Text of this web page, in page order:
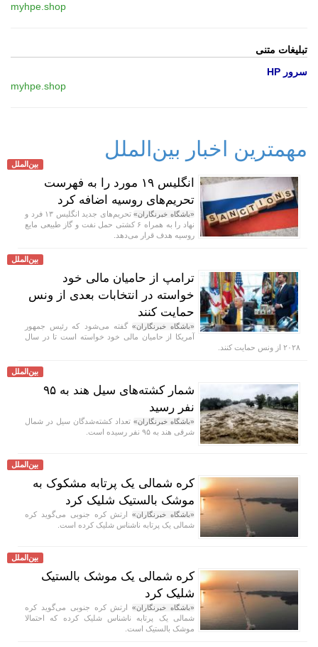
myhpe.shop
تبلیغات متنی
سرور HP
myhpe.shop
مهمترین اخبار بین‌الملل
بین‌الملل
انگلیس ۱۹ مورد را به فهرست
تحریم‌های روسیه اضافه کرد
«باشگاه خبرنگاران»
تحریم‌های جدید انگلیس ۱۳ فرد و
نهاد را به همراه ۶ کشتی حمل نفت و گاز طبیعی مایع
روسیه هدف قرار می‌دهد.
بین‌الملل
ترامپ از حامیان مالی خود
خواسته در انتخابات بعدی از ونس
حمایت کنند
«باشگاه خبرنگاران» گفته می‌شود که رئیس جمهور
آمریکا از حامیان مالی خود خواسته است تا در سال
۲۰۲۸ از ونس حمایت کنند.
بین‌الملل
شمار کشته‌های سیل هند به ۹۵
نفر رسید
«باشگاه خبرنگاران» تعداد کشته‌شدگان سیل در شمال
شرقی هند به ۹۵ نفر رسیده است.
بین‌الملل
کره شمالی یک پرتابه مشکوک به
موشک بالستیک شلیک کرد
«باشگاه خبرنگاران»ارتش کره جنوبی می‌گوید کره
شمالی یک پرتابه ناشناس شلیک کرده است.
بین‌الملل
کره شمالی یک موشک بالستیک
شلیک کرد
«باشگاه خبرنگاران»ارتش کره جنوبی می‌گوید کره
شمالی یک پرتابه ناشناس شلیک کرده که احتمالا
موشک بالستیک است.